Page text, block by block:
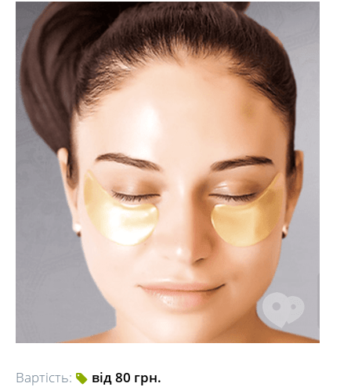
Вартість:
від 80 грн.